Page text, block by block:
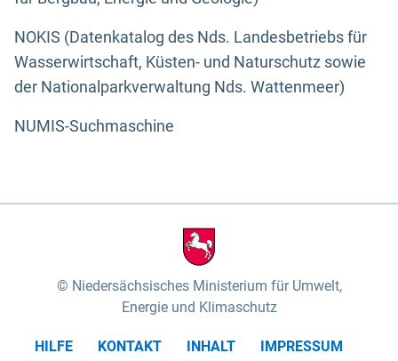
NOKIS (Datenkatalog des Nds. Landesbetriebs für
Wasserwirtschaft, Küsten- und Naturschutz sowie
der Nationalparkverwaltung Nds. Wattenmeer)
NUMIS-Suchmaschine
Niedersächsisches Ministerium für Umwelt,
Energie und Klimaschutz
HILFE KONTAKT INHALT
IMPRESSUM